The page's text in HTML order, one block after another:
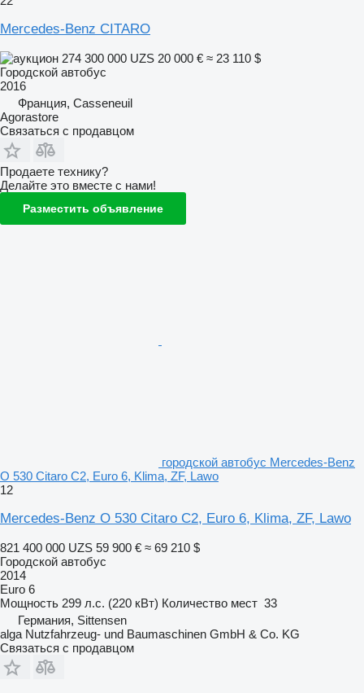
Mercedes-Benz CITARO
274 300 000 UZS 20 000 € ≈ 23 110 $
Городской автобус
2016
Франция, Casseneuil
Agorastore
Связаться с продавцом
Продаете технику?
Делайте это вместе с нами!
Разместить объявление
городской автобус Mercedes-Benz
O 530 Citaro C2, Euro 6, Klima, ZF, Lawo
12
Mercedes-Benz O 530 Citaro C2, Euro 6, Klima, ZF, Lawo
821 400 000 UZS 59 900 € ≈ 69 210 $
Городской автобус
2014
Euro 6
Мощность 299 л.с. (220 кВт) Количество мест 33
Германия, Sittensen
alga Nutzfahrzeug- und Baumaschinen GmbH & Co. KG
Связаться с продавцом